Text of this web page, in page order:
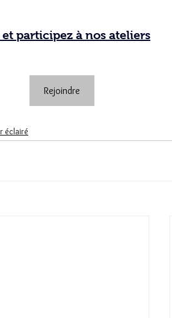
participez à nos ateliers
Rejoindre
éclairé